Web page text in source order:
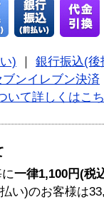
)
銀行振込(後
ブンイレブン決済
いて詳しくはこ
一律1,100円(税
い)のお客様は